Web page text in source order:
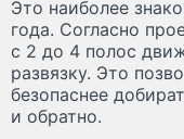
Это наиболее
года. Согласно
с 2 до 4 полос
развязку. Это
безопаснее
и обратно.